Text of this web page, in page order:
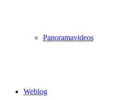
Panoramavideos
Weblog